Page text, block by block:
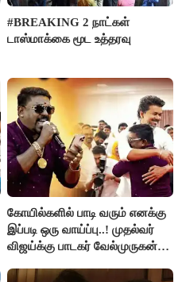
#BREAKING 2 நாட்கள்
டாஸ்மாக்கை மூட உத்தரவு
கோயில்களில் பாடி வரும் எனக்கு
இப்படி ஒரு வாய்ப்பு..! முதல்வர்
விஜய்க்கு பாடகர் வேல்முருகன்